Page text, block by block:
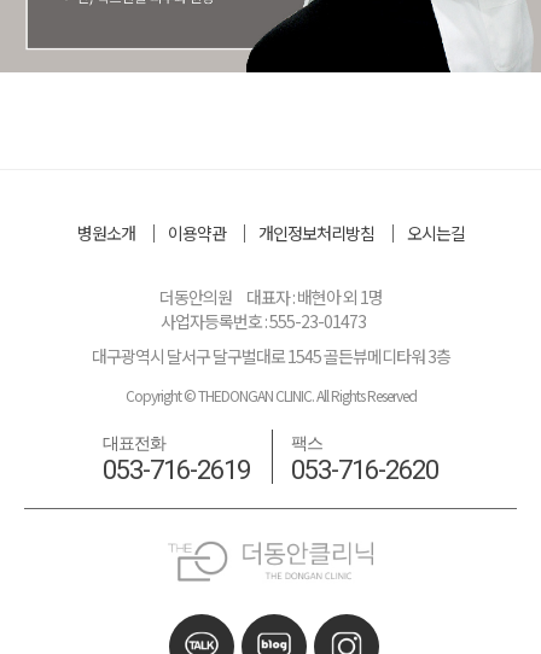
병원소개 이용약관 개인정보처리방침 오시는길
더동안의원
대표자 : 배현아 외 1명
사업자등록번호 : 555-23-01473
대구광역시 달서구 달구벌대로 1545 골든뷰메디타워 3층
Copyright © THEDONGAN CLINIC. All Rights Reserved
대표전화
053-716-2619
팩스
053-716-2620